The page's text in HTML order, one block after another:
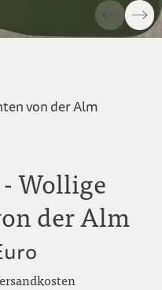
von der Alm
Wollige
der Alm